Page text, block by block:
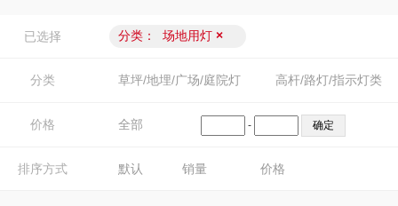
已选择 分类： 场地用灯 ×
分类 草坪/地埋/广场/庭院灯 高杆/路灯/指示灯类
价格 全部 -
排序方式 默认 销量 价格